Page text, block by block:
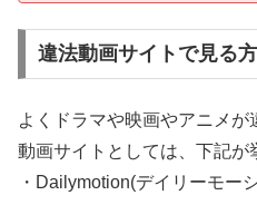
違法動画サイトで見る
よくドラマや映画やアニメ
動画サイトとしては、下記が
・Dailymotion(デイリーモー